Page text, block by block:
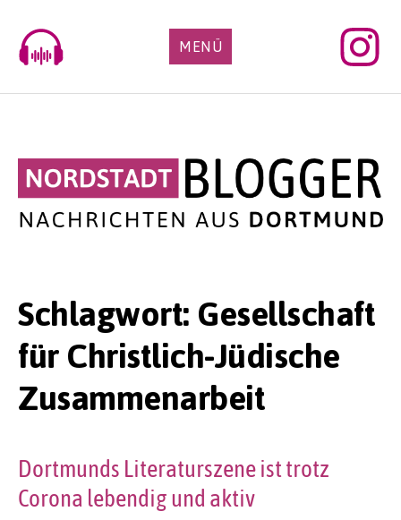
content
MENÜ
Schlagwort: Gesellschaft
für Christlich-Jüdische
Zusammenarbeit
Dortmunds Literaturszene ist trotz
Corona lebendig und aktiv